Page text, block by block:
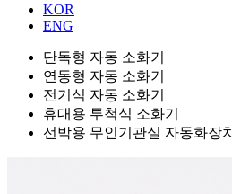
KOR
ENG
단독형 자동 소화기
연동형 자동 소화기
전기식 자동 소화기
휴대용 투척식 소화기
선박용 무인기관실 자동화장치